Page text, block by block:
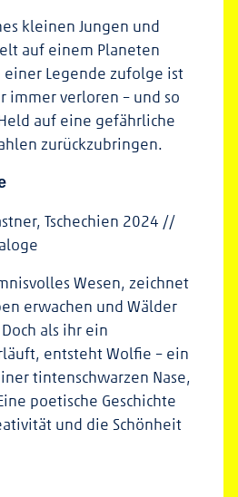
kleinen Jungen und
auf einem Planeten
einer Legende zufolge ist
immer verloren – und so
auf eine gefährliche
zurückzubringen.
Tschechien 2024 //
Wesen, zeichnet
erwachen und Wälder
als ihr ein
entsteht Wolfie – ein
tintenschwarzen Nase,
poetische Geschichte
und die Schönheit